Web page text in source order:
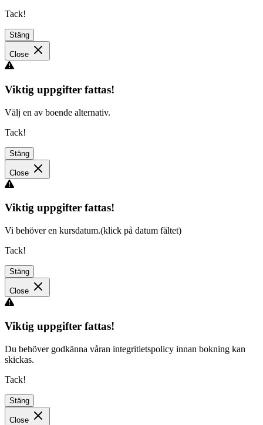
Tack!
Stäng
Close
Viktig uppgifter fattas!
Välj en av boende alternativ.
Tack!
Stäng
Close
Viktig uppgifter fattas!
Vi behöver en kursdatum.(klick på datum fältet)
Tack!
Stäng
Close
Viktig uppgifter fattas!
Du behöver godkänna våran integritietspolicy innan bokning kan
skickas.
Tack!
Stäng
Close